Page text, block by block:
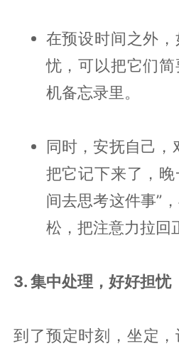
在预设时间之外
忧，可以把它们
机备忘录里。
同时，安抚自己，
把它记下来了，
间去思考这件事”
松，把注意力拉回
3. 集中处理，好好担忧
到了预定时刻，坐定